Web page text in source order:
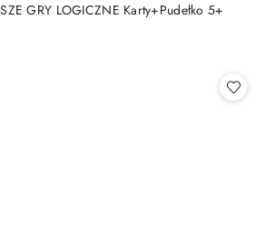
GRY LOGICZNE Karty+Pudełko 5+